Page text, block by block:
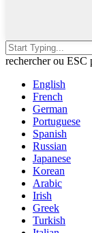
rechercher ou ESC
English
French
German
Portuguese
Spanish
Russian
Japanese
Korean
Arabic
Irish
Greek
Turkish